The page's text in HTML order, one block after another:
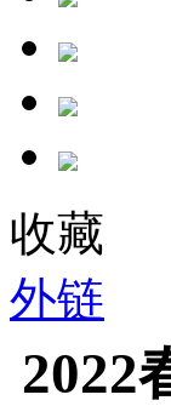
收藏
外链
2022